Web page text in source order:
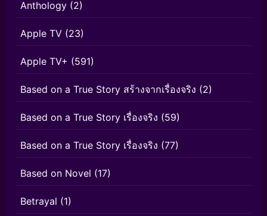
Anthology (2)
Apple TV (23)
Apple TV+ (591)
Based on a True Story สร้างจากเรื่องจริง (2)
Based on a True Story เรื่องจริง (59)
Based on a True Story เรื่องจริง (77)
Based on Novel (17)
Betrayal (1)